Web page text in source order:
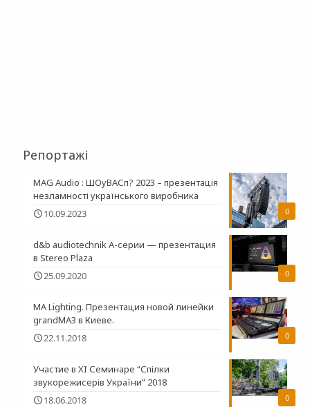
Репортажі
0
MAG Audio : ШОуВАСп? 2023 – презентація
незламності українського виробника
10.09.2023
0
d&b audiotechnik A-серии — презентация
в Stereo Plaza
25.09.2020
0
MA Lighting. Презентация новой линейки
grandMA3 в Киеве.
22.11.2018
0
Участие в XI Семинаре “Спілки
звукорежисерів України” 2018
18.06.2018